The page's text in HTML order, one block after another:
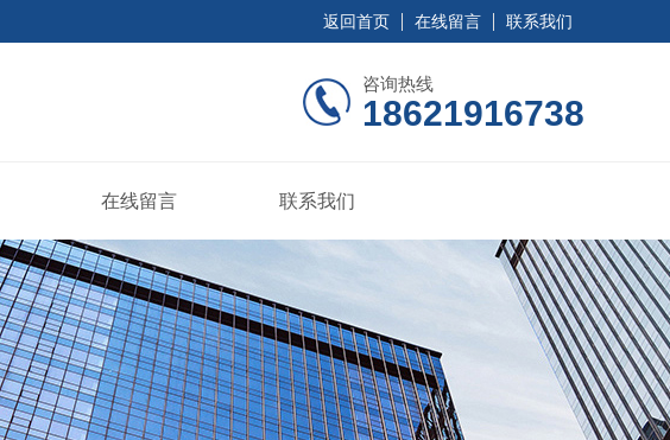
返回首页 在线留言 联系我们
咨询热线
18621916738
在线留言 联系我们